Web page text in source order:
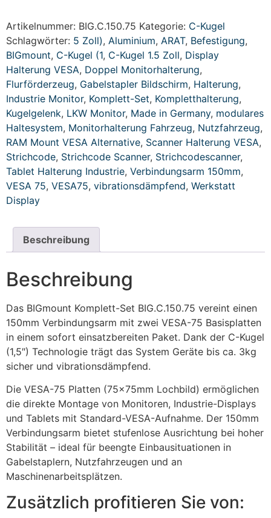
Artikelnummer: BIG.C.150.75 Kategorie: C-Kugel
Schlagwörter: 5 Zoll), Aluminium, ARAT, Befestigung,
BIGmount, C-Kugel (1, C-Kugel 1.5 Zoll, Display
Halterung VESA, Doppel Monitorhalterung,
Flurförderzeug, Gabelstapler Bildschirm, Halterung,
Industrie Monitor, Komplett-Set, Kompletthalterung,
Kugelgelenk, LKW Monitor, Made in Germany, modulares
Haltesystem, Monitorhalterung Fahrzeug, Nutzfahrzeug,
RAM Mount VESA Alternative, Scanner Halterung VESA,
Strichcode, Strichcode Scanner, Strichcodescanner,
Tablet Halterung Industrie, Verbindungsarm 150mm,
VESA 75, VESA75, vibrationsdämpfend, Werkstatt
Display
Beschreibung
Beschreibung
Das BIGmount Komplett-Set BIG.C.150.75 vereint einen
150mm Verbindungsarm mit zwei VESA-75 Basisplatten
in einem sofort einsatzbereiten Paket. Dank der C-Kugel
(1,5″) Technologie trägt das System Geräte bis ca. 3kg
sicher und vibrationsdämpfend.
Die VESA-75 Platten (75x75mm Lochbild) ermöglichen
die direkte Montage von Monitoren, Industrie-Displays
und Tablets mit Standard-VESA-Aufnahme. Der 150mm
Verbindungsarm bietet stufenlose Ausrichtung bei hoher
Stabilität – ideal für beengte Einbausituationen in
Gabelstaplern, Nutzfahrzeugen und an
Maschinenarbeitsplätzen.
Zusätzlich profitieren Sie von: